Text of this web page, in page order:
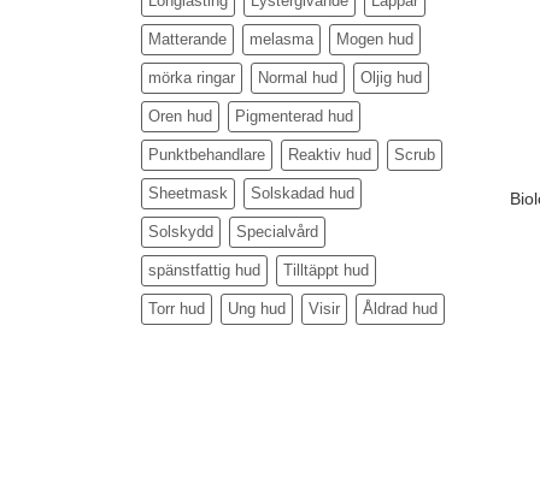
Matterande melasma Mogen hud
mörka ringar Normal hud Oljig hud
Oren hud Pigmenterad hud
Punktbehandlare Reaktiv hud Scrub
Sheetmask Solskadad hud
Solskydd Specialvård
spänstfattig hud Tilltäppt hud
Torr hud Ung hud Visir Åldrad hud